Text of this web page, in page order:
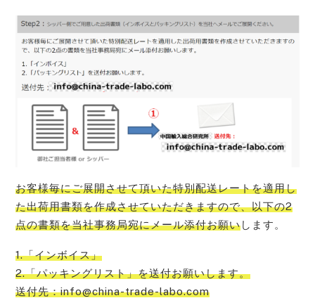
お客様毎にご展開させて頂いた特別配送レートを適用し
た出荷用書類を作成させていただきますので、以下の2
点の書類を当社事務局宛にメール添付お願いします。
1.「インボイス」
2.「パッキングリスト」を送付お願いします。
送付先：info@china-trade-labo.com